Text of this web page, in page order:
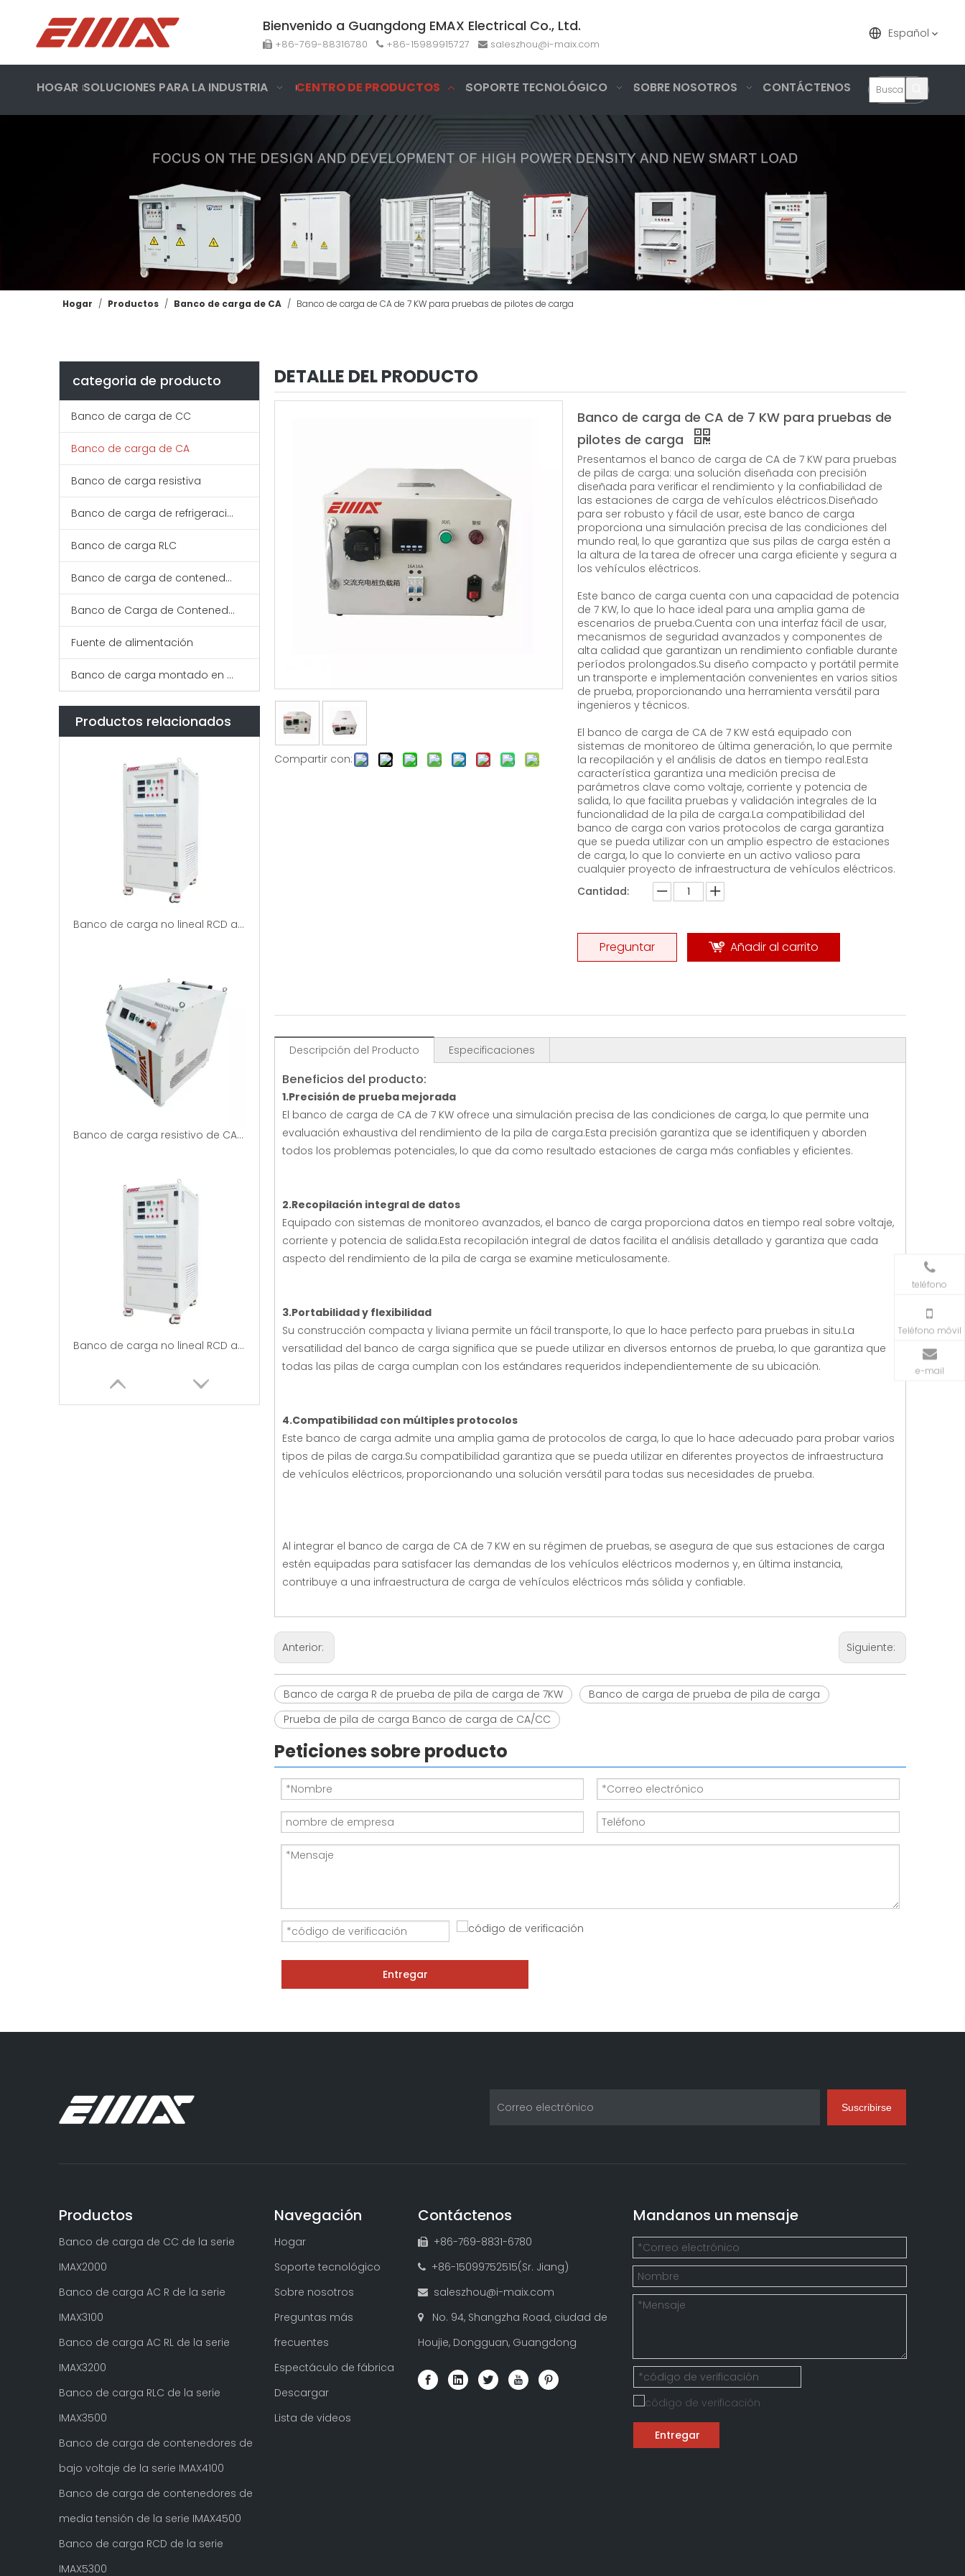
Bienvenido a Guangdong EMAX Electrical Co., Ltd.
 +86-769-88316780  +86-15989915727  saleszhou@i-maix.com
Español
HOGAR SOLUCIONES PARA LA INDUSTRIA CENTRO DE PRODUCTOS SOPORTE TECNOLÓGICO SOBRE NOSOTROS CONTÁCTENOS
Hogar / Productos / Banco de carga de CA / Banco de carga de CA de 7 KW para pruebas de pilotes de carga
categoria de producto
Banco de carga de CC
Banco de carga de CA
Banco de carga resistiva
Banco de carga de refrigeración líquida
Banco de carga RLC
Banco de carga de contenedores de bajo voltaje
Banco de Carga de Contenedores de Media Tensión
Fuente de alimentación
Banco de carga montado en bastidor
Productos relacionados
Banco de carga no lineal RCD ajustable independiente trifásico
Banco de carga resistivo de CA portátil de 30 kW | Fabricantes de bancos de carga
Banco de carga no lineal RCD ajustable independiente trifásico
DETALLE DEL PRODUCTO
Compartir con:
Banco de carga de CA de 7 KW para pruebas de
pilotes de carga
Presentamos el banco de carga de CA de 7 KW para pruebas
de pilas de carga: una solución diseñada con precisión
diseñada para verificar el rendimiento y la confiabilidad de
las estaciones de carga de vehículos eléctricos.Diseñado
para ser robusto y fácil de usar, este banco de carga
proporciona una simulación precisa de las condiciones del
mundo real, lo que garantiza que sus pilas de carga estén a
la altura de la tarea de ofrecer una carga eficiente y segura a
los vehículos eléctricos.
Este banco de carga cuenta con una capacidad de potencia
de 7 KW, lo que lo hace ideal para una amplia gama de
escenarios de prueba.Cuenta con una interfaz fácil de usar,
mecanismos de seguridad avanzados y componentes de
alta calidad que garantizan un rendimiento confiable durante
períodos prolongados.Su diseño compacto y portátil permite
un transporte e implementación convenientes en varios sitios
de prueba, proporcionando una herramienta versátil para
ingenieros y técnicos.
El banco de carga de CA de 7 KW está equipado con
sistemas de monitoreo de última generación, lo que permite
la recopilación y el análisis de datos en tiempo real.Esta
característica garantiza una medición precisa de
parámetros clave como voltaje, corriente y potencia de
salida, lo que facilita pruebas y validación integrales de la
funcionalidad de la pila de carga.La compatibilidad del
banco de carga con varios protocolos de carga garantiza
que se pueda utilizar con un amplio espectro de estaciones
de carga, lo que lo convierte en un activo valioso para
cualquier proyecto de infraestructura de vehículos eléctricos.
Cantidad:
Preguntar Añadir al carrito
Descripción del Producto Especificaciones
Beneficios del producto:
1.Precisión de prueba mejorada
El banco de carga de CA de 7 KW ofrece una simulación precisa de las condiciones de carga, lo que permite una
evaluación exhaustiva del rendimiento de la pila de carga.Esta precisión garantiza que se identifiquen y aborden
todos los problemas potenciales, lo que da como resultado estaciones de carga más confiables y eficientes.
2.Recopilación integral de datos
Equipado con sistemas de monitoreo avanzados, el banco de carga proporciona datos en tiempo real sobre voltaje,
corriente y potencia de salida.Esta recopilación integral de datos facilita el análisis detallado y garantiza que cada
aspecto del rendimiento de la pila de carga se examine meticulosamente.
3.Portabilidad y flexibilidad
Su construcción compacta y liviana permite un fácil transporte, lo que lo hace perfecto para pruebas in situ.La
versatilidad del banco de carga significa que se puede utilizar en diversos entornos de prueba, lo que garantiza que
todas las pilas de carga cumplan con los estándares requeridos independientemente de su ubicación.
4.Compatibilidad con múltiples protocolos
Este banco de carga admite una amplia gama de protocolos de carga, lo que lo hace adecuado para probar varios
tipos de pilas de carga.Su compatibilidad garantiza que se pueda utilizar en diferentes proyectos de infraestructura
de vehículos eléctricos, proporcionando una solución versátil para todas sus necesidades de prueba.
Al integrar el banco de carga de CA de 7 KW en su régimen de pruebas, se asegura de que sus estaciones de carga
estén equipadas para satisfacer las demandas de los vehículos eléctricos modernos y, en última instancia,
contribuye a una infraestructura de carga de vehículos eléctricos más sólida y confiable.
Anterior: Siguiente:
Banco de carga R de prueba de pila de carga de 7KW
Banco de carga de prueba de pila de carga
Prueba de pila de carga Banco de carga de CA/CC
Peticiones sobre producto
Entregar
Suscribirse
Productos
Banco de carga de CC de la serie
IMAX2000
Banco de carga AC R de la serie
IMAX3100
Banco de carga AC RL de la serie
IMAX3200
Banco de carga RLC de la serie
IMAX3500
Banco de carga de contenedores de
bajo voltaje de la serie IMAX4100
Banco de carga de contenedores de
media tensión de la serie IMAX4500
Banco de carga RCD de la serie
IMAX5300
Navegación
Hogar
Soporte tecnológico
Sobre nosotros
Preguntas más
frecuentes
Espectáculo de fábrica
Descargar
Lista de videos
Contáctenos
 +86-769-8831-6780
 +86-15099752515(Sr. Jiang)
 saleszhou@i-maix.com

No. 94, Shangzha Road, ciudad de
Houjie, Dongguan, Guangdong
Mandanos un mensaje
Entregar
teléfono
Teléfono móvil
e-mail